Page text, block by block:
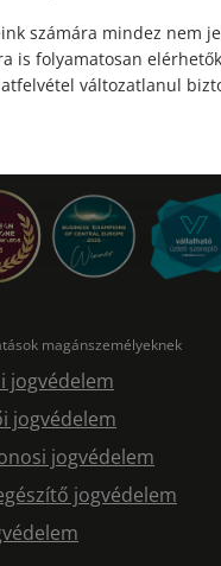
magánszemélyeknek
jogvédelem
jogvédelem
jogvédelem
jogvédelem
számára mindez nem
is folyamatosan
változatlanul